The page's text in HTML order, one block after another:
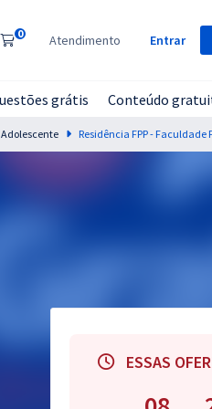
0 Atendimento Entrar
grátis Conteúdo
ESSAS